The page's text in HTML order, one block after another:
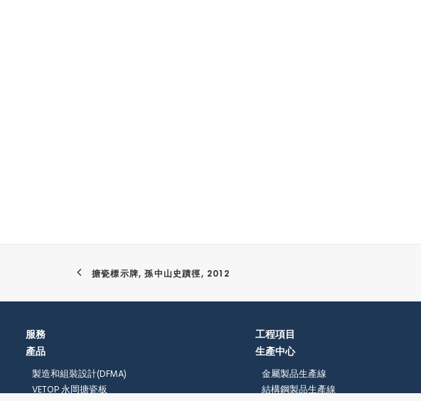
搪瓷標示牌, 孫中山史蹟徑, 2012
服務
產品
製造和組裝設計(DFMA)
VETOP 永岡搪瓷板
工程項目
生產中心
金屬製品生產線
結構鋼製品生產線